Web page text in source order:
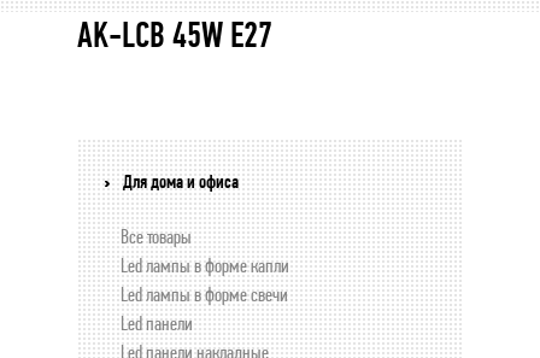
AK-LCB 45W E27
Для дома и офиса
Все товары
Led лампы в форме капли
Led лампы в форме свечи
Led панели
Led панели накладные